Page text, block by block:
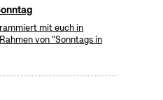
mit euch in
von "Sonntags in